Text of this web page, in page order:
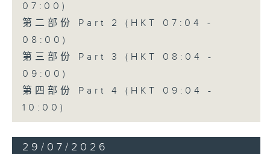
07:00)
第二部份 Part 2 (HKT 07:04 -
08:00)
第三部份 Part 3 (HKT 08:04 -
09:00)
第四部份 Part 4 (HKT 09:04 -
10:00)
29/07/2026